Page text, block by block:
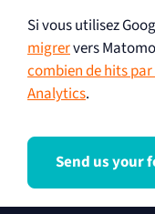
Si vous utilisez
migrervers
combien de hits
Analytics.
Send us your